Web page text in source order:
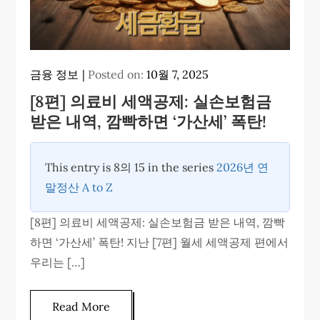
금융 정보 Posted on:10월 7, 2025
[8편] 의료비 세액공제: 실손보험금
받은 내역, 깜빡하면 ‘가산세’ 폭탄!
This entry is 8의 15 in the series2026년 연
말정산 A to Z
[8편] 의료비 세액공제: 실손보험금 받은 내역, 깜빡
하면 ‘가산세’ 폭탄! 지난 [7편] 월세 세액공제 편에서
우리는 […]
Read More